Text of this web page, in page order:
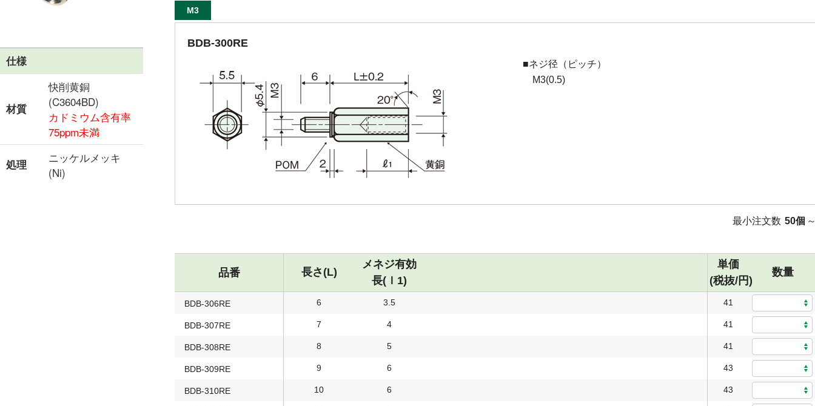
仕様
材質
快削黄銅
(C3604BD)
カドミウム含有率
75ppm未満
処理
ニッケルメッキ
(Ni)
M3
BDB-300RE
■ネジ径（ピッチ）
M3(0.5)
最小注文数 50個
品番 長さ(L)
メネジ有効
長(ｌ1)
単価
(税抜/円)
数量
BDB-306RE 6 3.5 41
BDB-307RE 7 4 41
BDB-308RE 8 5 41
BDB-309RE 9 6 43
BDB-310RE 10 6 43